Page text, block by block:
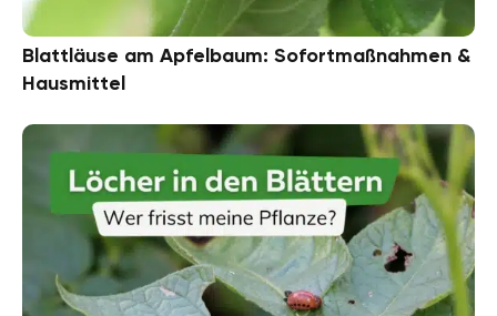
Blattläuse am Apfelbaum: Sofortmaßnahmen &
Hausmittel